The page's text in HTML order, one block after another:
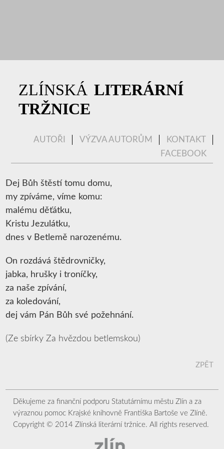
ZLÍNSKÁ| LITERÁRNÍ
TRŽNICE
AUTOŘI VÝZVA AUTORŮM
KONTAKT
FACEBOOK
Dej Bůh štěstí tomu domu,
my zpíváme, víme komu:
malému děťátku,
Kristu Jezulátku,
dnes v Betlemě narozenému.
On rozdává štědrovničky,
jabka, hrušky i troníčky,
za naše zpívání,
za koledování,
dej vám Pán Bůh své požehnání.
(Ze sbírky Za hvězdou betlemskou)
ZPĚT
Děkujeme za finanční podporu Statutárnímu městu Zlín a za
výraznou pomoc Krajské knihovně Františka Bartoše ve Zlíně.
Copyright © 2014 Zlínská literární tržnice. All rights reserved.